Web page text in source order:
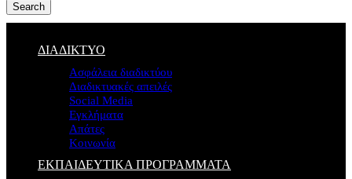
Search
ΔΙΑΔΙΚΤΥΟ
Ασφάλεια διαδικτύου
Διαδικτυακές απειλές
Social Media
Εγκλήματα
Απάτες
Κοινωνία
ΕΚΠΑΙΔΕΥΤΙΚΑ ΠΡΟΓΡΑΜΜΑΤΑ